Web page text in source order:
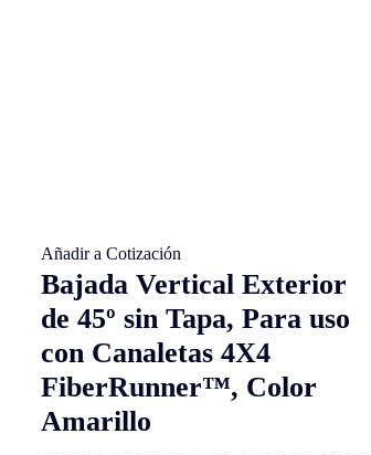
Bajada Vertical Exterior
de 45º sin Tapa, Para uso
con Canaletas 4X4
FiberRunner™, Color
Amarillo
Añadir a Cotización